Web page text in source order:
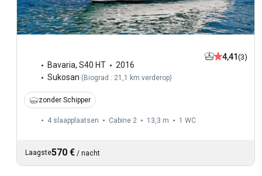
Bavaria, S40 HT
2016
Sukosan ( Biograd : 21,1 km verderop)
4,41 (3)
zonder Schipper
4 slaapplaatsen Cabine 2 13,3 m 1 WC
Laagste570 € / nacht